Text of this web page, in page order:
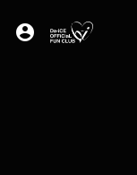
account_circle